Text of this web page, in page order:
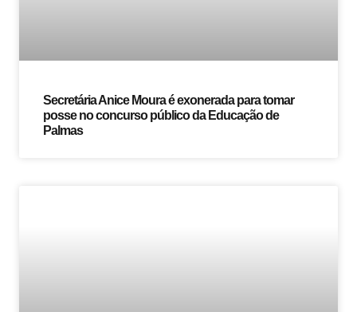
Secretária Anice Moura é exonerada para tomar
posse no concurso público da Educação de
Palmas